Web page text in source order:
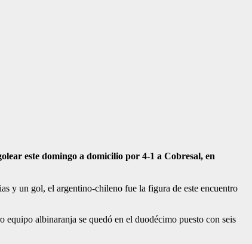
este domingo a domicilio por 4-1 a Cobresal, en
y un gol, el argentino-chileno fue la figura de este encuentro
albinaranja se quedó en el duodécimo puesto con seis